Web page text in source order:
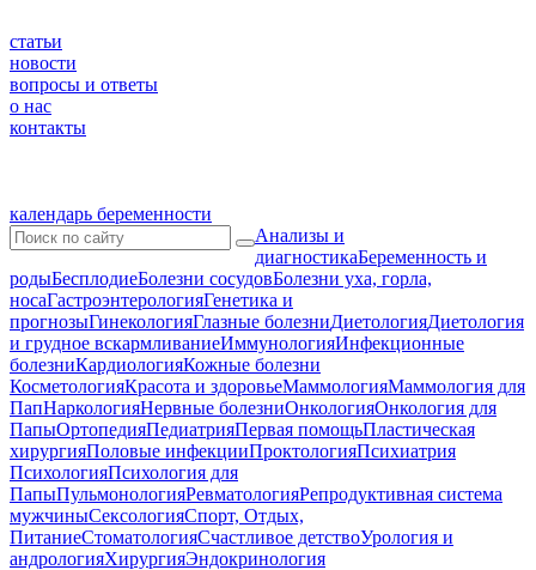
статьи
новости
вопросы и ответы
о нас
контакты
календарь беременности
Анализы и
диагностикаБеременность и
родыБесплодиеБолезни сосудовБолезни уха, горла,
носаГастроэнтерологияГенетика и
прогнозыГинекологияГлазные болезниДиетологияДиетология
и грудное вскармливаниеИммунологияИнфекционные
болезниКардиологияКожные болезни
КосметологияКрасота и здоровьеМаммологияМаммология для
ПапНаркологияНервные болезниОнкологияОнкология для
ПапыОртопедияПедиатрияПервая помощьПластическая
хирургияПоловые инфекцииПроктологияПсихиатрия
ПсихологияПсихология для
ПапыПульмонологияРевматологияРепродуктивная система
мужчиныСексологияСпорт, Отдых,
ПитаниеСтоматологияСчастливое детствоУрология и
андрологияХирургияЭндокринология